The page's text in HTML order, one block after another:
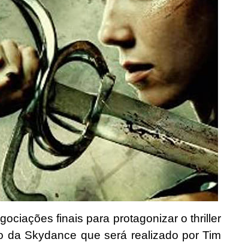
finais para protagonizar o thriller
da Skydance que será realizado por Tim